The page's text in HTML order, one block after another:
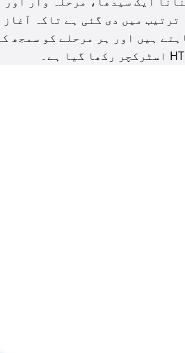
میں دی گئی ہے تاکہ
ہیں اور ہر مرحلے کو سمجھ